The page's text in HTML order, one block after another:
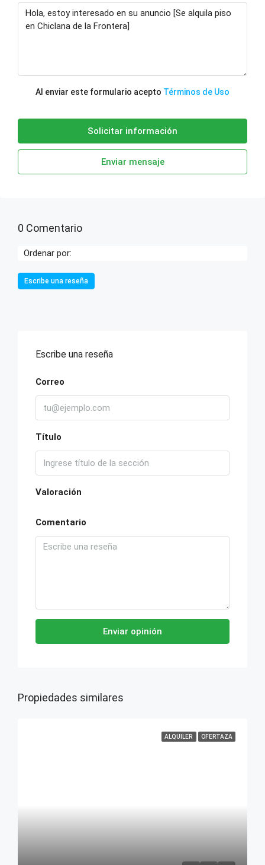
Al enviar este formulario acepto Términos de Uso
Solicitar información
Enviar mensaje
0 Comentario
Ordenar por:
Escribe una reseña
Escribe una reseña
Correo
Título
Valoración
Comentario
Enviar opinión
Propiedades similares
ALQUILER OFERTAZA